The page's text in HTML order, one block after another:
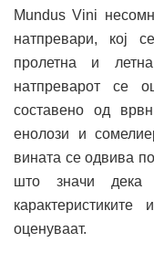
Mundus Vini
натпревари, кој
пролетна и
натпреварот се
составено од
енолози и
вината се одвива
што значи дека
оценуваат.